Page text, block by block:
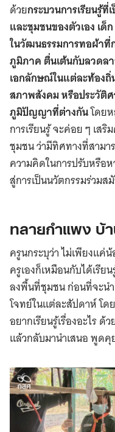
ด้วยกระบวนการเรียนรู้ที่
และชุมชนของตัวเอง เด็
ในวัฒนธรรมการทอผ้าที่
ภูมิภาค ตื่นเต้นกับลวดล
เอกลักษณ์ในแต่ละท้องถิ่
สภาพสังคม หรือประวัติ
ภูมิปัญญาที่ต่างกันโดย
การเรียนรู้ จะค่อย ๆ เส
ชุมชน ว่ามีทิศทางที่สามา
ความคิดในการปรับหรือ
สู่การเป็นนวัตกรรมร่วมส
ทลายกำแพง บ้
ครูนกระบุว่า ไม่เพียงแค่
ครูเองก็เหมือนกับได้เรีย
ลงพื้นที่ชุมชน ก่อนที่จะนำ
โจทย์ในแต่ละสัปดาห์ โด
อยากเรียนรู้เรื่องอะไร
แล้วกลับมานำเสนอ พูดคุ